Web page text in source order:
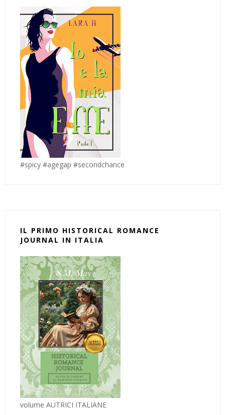
#spicy #agegap #secondchance
IL PRIMO HISTORICAL ROMANCE
JOURNAL IN ITALIA
volume AUTRICI ITALIANE